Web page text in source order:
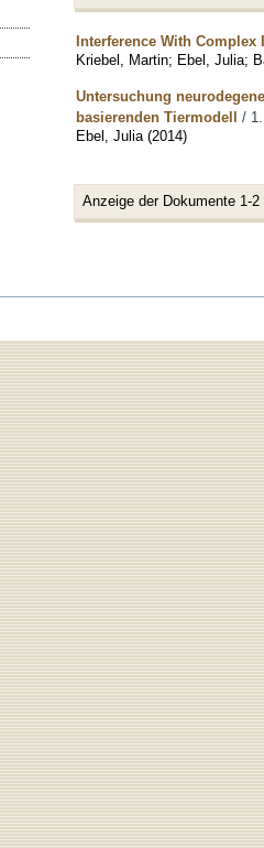
Interference With Complex
Kriebel, Martin; Ebel, Julia;
Untersuchung
basierenden Tiermodell /
Ebel, Julia (2014)
Anzeige der Dokumente 1-2